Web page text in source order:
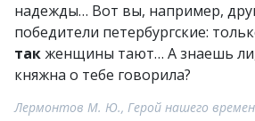
надежды… Вот вы, например,
победители петербургские:
такженщины тают… А знаешь
княжна о тебе говорила?
Лермонтов М. Ю., Герой нашего